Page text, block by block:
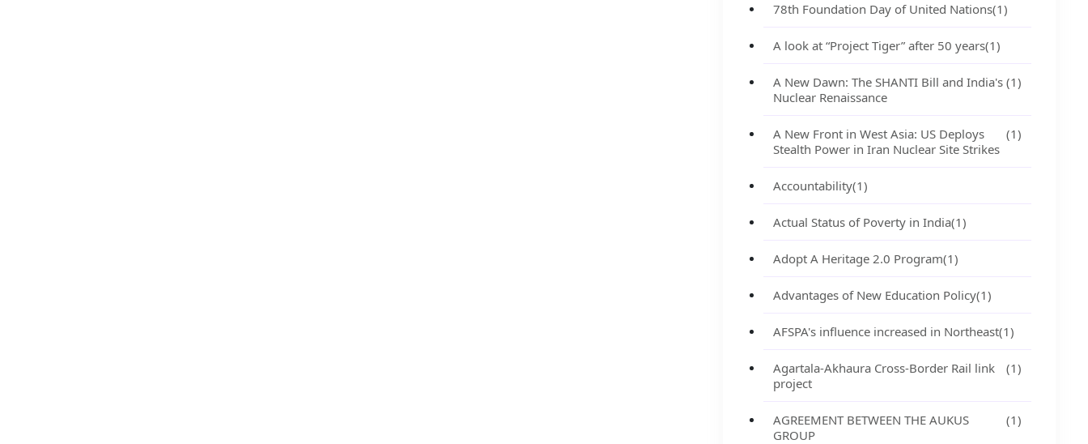
78th Foundation Day of United Nations(1)
A look at “Project Tiger” after 50 years(1)
A New Dawn: The SHANTI Bill and India's
Nuclear Renaissance
(1)
A New Front in West Asia: US Deploys
Stealth Power in Iran Nuclear Site Strikes
(1)
Accountability(1)
Actual Status of Poverty in India(1)
Adopt A Heritage 2.0 Program(1)
Advantages of New Education Policy(1)
AFSPA's influence increased in Northeast(1)
Agartala-Akhaura Cross-Border Rail link
project
(1)
AGREEMENT BETWEEN THE AUKUS
GROUP
(1)